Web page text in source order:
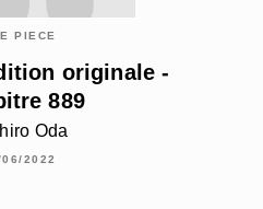
PIECE
originale -
889
Oda
2022